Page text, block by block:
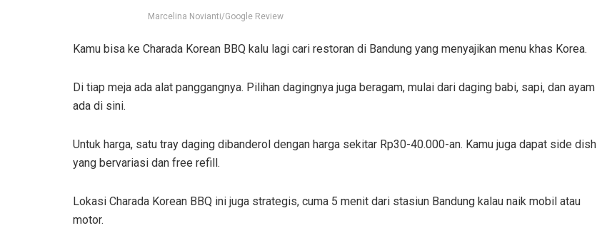
Marcelina Novianti/Google Review
Kamu bisa ke Charada Korean BBQ kalu lagi cari restoran di Bandung yang menyajikan menu khas Korea.
Di tiap meja ada alat panggangnya. Pilihan dagingnya juga beragam, mulai dari daging babi, sapi, dan ayam
ada di sini.
Untuk harga, satu tray daging dibanderol dengan harga sekitar Rp30-40.000-an. Kamu juga dapat side dish
yang bervariasi dan free refill.
Lokasi Charada Korean BBQ ini juga strategis, cuma 5 menit dari stasiun Bandung kalau naik mobil atau
motor.